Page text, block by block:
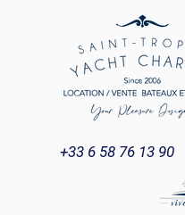
+33 6 58 76 13 90